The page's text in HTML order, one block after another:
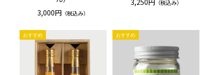
3,000円 （税込み）
3,250円 （税込み）